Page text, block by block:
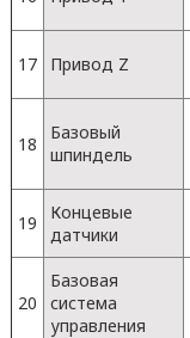
17 Привод Z
18
Базовый
шпиндель
19
Концевые
датчики
20
Базовая
система
управления